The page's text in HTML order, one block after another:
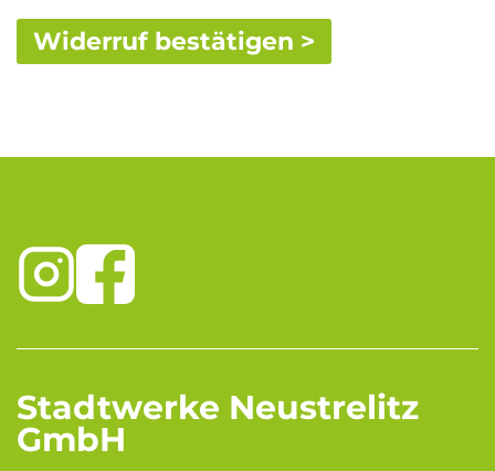
m
m
e
Widerruf bestätigen >
Stadtwerke Neustrelitz
GmbH